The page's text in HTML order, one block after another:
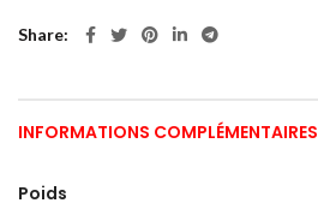
Share
INFORMATIONS COMPLÉMENTAIRES
Poids